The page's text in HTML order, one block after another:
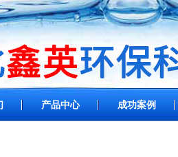
产品中心 成功案例